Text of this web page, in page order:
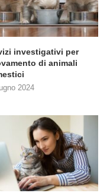
investigativi per
di animali
2024